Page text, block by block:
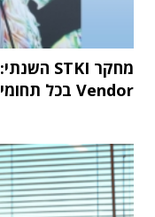
Vendor בכל תחומי שוק ה-IT